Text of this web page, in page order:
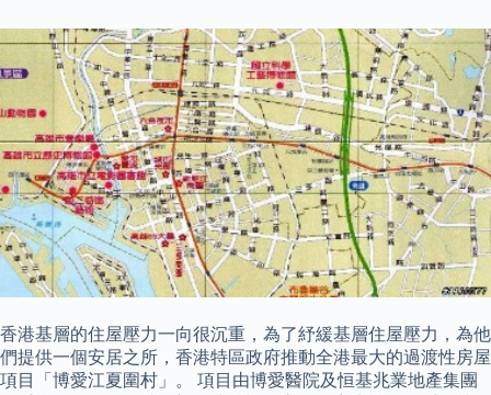
香港基層的住屋壓力一向很沉重，為了紓緩基層住屋壓力，為他
們提供一個安居之所，香港特區政府推動全港最大的過渡性房屋
項目「博愛江夏圍村」。 項目由博愛醫院及恒基兆業地產集團